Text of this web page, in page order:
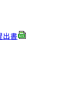
出書